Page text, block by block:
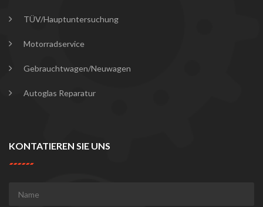
TÜV/Hauptuntersuchung
Motorradservice
Gebrauchtwagen/Neuwagen
Autoglas Reparatur
KONTATIEREN SIE UNS